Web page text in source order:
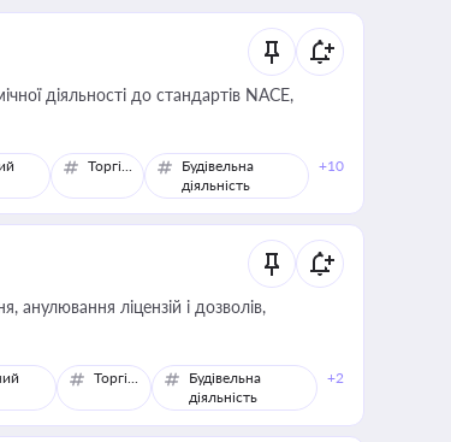
діяльності до стандартів NACE,
Торгівля
Будівельна
діяльність
+10
ліцензій і дозволів,
Торгівля
Будівельна
діяльність
+2